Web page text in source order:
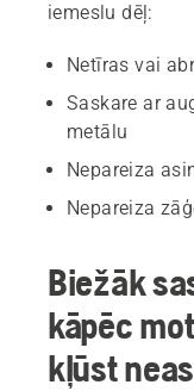
iemeslu dēļ:
Netīras vai
Saskare ar
metālu
Nepareiza
Nepareiza
Biežāk
kāpēc
kļūst